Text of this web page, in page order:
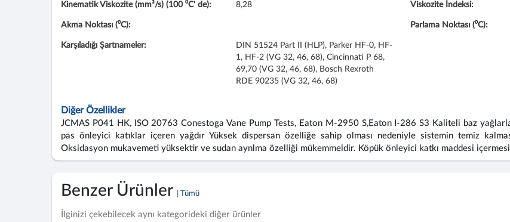
Kinematik Viskozite (mm²/s) (100 ⁰C' de): 8,28 Viskozite İndeksi:
Akma Noktası (⁰C): Parlama Noktası (⁰C):
Karşıladığı Şartnameler:
DIN 51524 Part II (HLP), Parker HF-0, HF-
1, HF-2 (VG 32, 46, 68), Cincinnati P 68,
69,70 (VG 32, 46, 68), Bosch Rexroth
RDE 90235 (VG 32, 46, 68)
Diğer Özellikler
JCMAS P041 HK, ISO 20763 Conestoga Vane Pump Tests, Eaton M-2950 S,Eaton I-286 S3 Kaliteli baz
pas önleyici katıklar içeren yağdır Yüksek dispersan özelliğe sahip olması nedeniyle sistemin temiz
Oksidasyon mukavemeti yüksektir ve sudan aynlma özelliği mükemmeldir. Köpük önleyici katkı maddesi
Benzer Ürünler | Tümü
İlginizi çekebilecek aynı kategorideki diğer ürünler